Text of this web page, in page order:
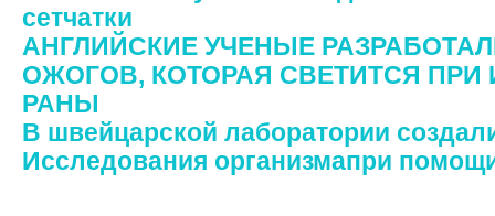
сетчатки
АНГЛИЙСКИЕ УЧЕНЫЕ
ОЖОГОВ, КОТОРАЯ СВЕТИТСЯ
РАНЫ
В швейцарской лаборатории
Исследования организмапри